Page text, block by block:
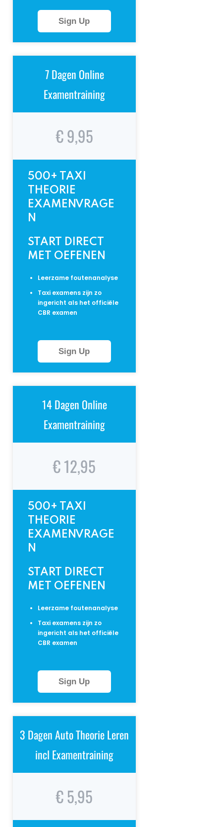
Sign Up
7 Dagen Online
Examentraining
€ 9,95
500+ TAXI
THEORIE
EXAMENVRAGE
N
START DIRECT
MET OEFENEN
Leerzame foutenanalyse
Taxi examens zijn zo
ingericht als het officiële
CBR examen
Sign Up
14 Dagen Online
Examentraining
€ 12,95
500+ TAXI
THEORIE
EXAMENVRAGE
N
START DIRECT
MET OEFENEN
Leerzame foutenanalyse
Taxi examens zijn zo
ingericht als het officiële
CBR examen
Sign Up
3 Dagen Auto Theorie Leren
incl Examentraining
€ 5,95